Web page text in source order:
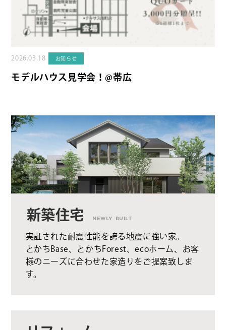
2026.03.18 お知らせ
モデルハウス見学会！@帯広
新築住宅 NEWLY BUILT
実証された耐震性能を誇る地震に強い家。
とかちBase、とかちForest、ecoホーム、お客
様のニーズに合わせた家造りをご提案致しま
す。